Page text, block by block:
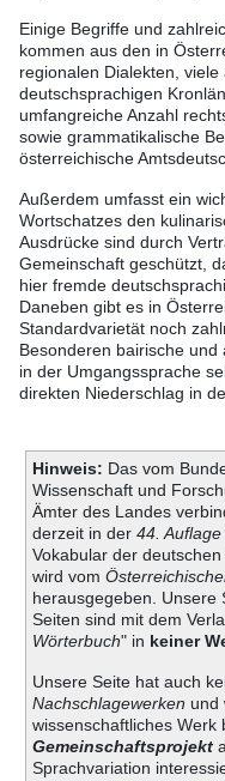
Einige Begriffe und
kommen aus den in
regionalen Dialekten,
deutschsprachigen
umfangreiche Anzahl
sowie grammatikalische
österreichische
Außerdem umfasst ein
Wortschatzes den
Ausdrücke sind durch
Gemeinschaft geschützt,
hier fremde
Daneben gibt es in
Standardvarietät noch
Besonderen bairische
in der Umgangssprache
direkten Niederschlag in
Hinweis: Das vom
Wissenschaft und
Ämter des Landes
derzeit in der 44. Auflage
Vokabular der
wird vom
herausgegeben. Unsere
Seiten sind mit dem
Wörterbuch" in keiner
Unsere Seite hat auch
Nachschlagewerken und
wissenschaftliches Werk
Gemeinschaftsprojekt
Sprachvariation